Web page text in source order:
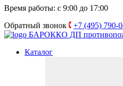
Время работы: с 9:00 до 17:00
Обратный звонок
+7 (495) 790-
БАРОККО ДП
Каталог